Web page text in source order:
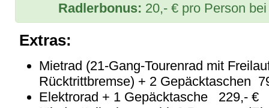
Radlerbonus: 20,- € pro Person
Extras:
Mietrad (21-Gang-Tourenrad mit
Rücktrittbremse) + 2 Gepäcktaschen
Elektrorad + 1 Gepäcktasche 229,- €